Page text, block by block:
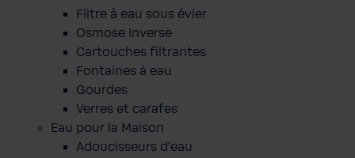
Filtre à eau sous évier
Osmose Inverse
Cartouches filtrantes
Fontaines à eau
Gourdes
Verres et carafes
Eau pour la Maison
Adoucisseurs d'eau